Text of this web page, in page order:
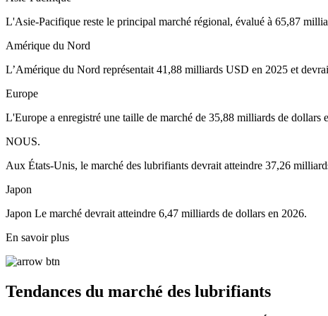
L'Asie-Pacifique reste le principal marché régional, évalué à 65,87
Amérique du Nord
L’Amérique du Nord représentait 41,88 milliards USD en 2025 et
Europe
L'Europe a enregistré une taille de marché de 35,88 milliards de
NOUS.
Aux États-Unis, le marché des lubrifiants devrait atteindre 37,26
Japon
Japon Le marché devrait atteindre 6,47 milliards de dollars en 2026.
En savoir plus
Tendances du marché des lubrifiants